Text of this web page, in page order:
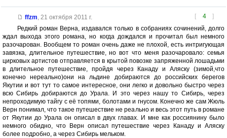
[ 4 ]
ffzm 21 октября 2011 г.
Редкий роман Верна, издавался только в собраниях сочинений, долго
ждал выхода этого романа, но когда дождался и прочитал был немного
разочарован. Вообщем то роман очень даже не плохой, есть интригующая
завязка, длительное путешествие, но вот что меня разочаровало: семья
цирковых артистов отправляется в крытой повозке запряженной лошадьми
в длительное путешествие, пройдя через Канаду и Аляску (зимой,что
конечно нереально)они на льдине добираются до российских берегов
Якутии и вот тут то самое интересное, они легко и довольно быстро через
всю Сибирь добираются до Урала. И это через нашу то Сибирь, через
непроходимую тайгу с её топями, болотами и гнусом. Конечно же сам Жюль
Верн понимал, что такое путешествие не реально и весь этот путь в романе
от Якутии до Урала он описал в двух главах. И мне как россиянину было
немного обидно, что Верн описал путешествие через Канаду и Аляску
более подробно, а через Сибирь мельком.